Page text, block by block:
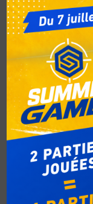
Découvrez
plusieurs
01.
1 partie de 20
6 joueurs